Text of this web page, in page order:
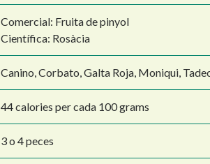
Comercial: Fruita de pinyol
Científica: Rosàcia
Canino, Corbato, Galta Roja, Moniqui,
44 calories per cada 100 grams
3 o 4 peces